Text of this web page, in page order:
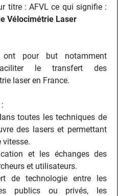
titre : AFVL ce qui signifie :
Vélocimétrie Laser
pour but notamment
le transfert des
laser en France.
toutes les techniques de
des lasers et permettant
vitesse.
et les échanges des
et utilisateurs.
de technologie entre les
publics ou privés, les